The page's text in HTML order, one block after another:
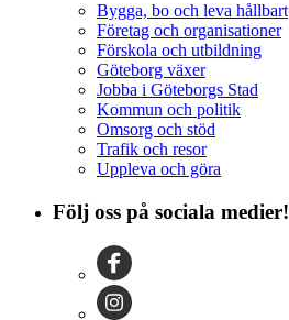
Bygga, bo och leva hållbart
Företag och organisationer
Förskola och utbildning
Göteborg växer
Jobba i Göteborgs Stad
Kommun och politik
Omsorg och stöd
Trafik och resor
Uppleva och göra
Följ oss på sociala medier!